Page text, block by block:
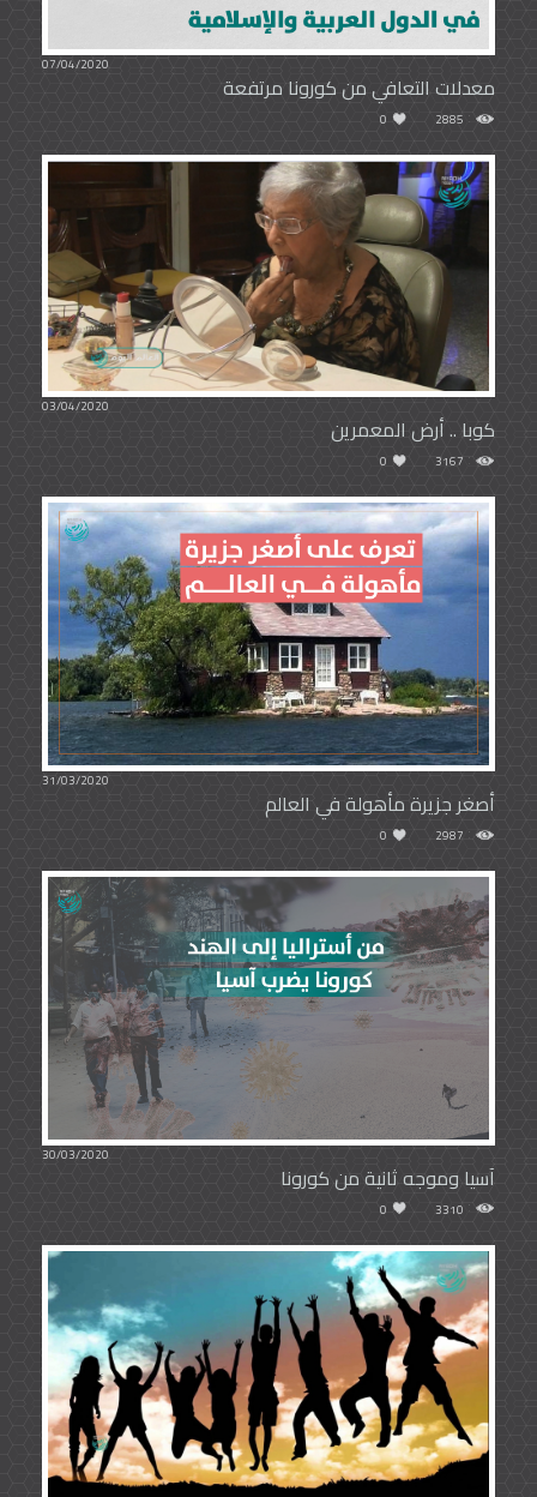
07/04/2020
معدلات التعافي من كورونا مرتفعة
2885
0
03/04/2020
كوبا .. أرض المعمرين
3167
0
31/03/2020
أصغر جزيرة مأهولة في العالم
2987
0
30/03/2020
آسيا وموجه ثانية من كورونا
3310
0